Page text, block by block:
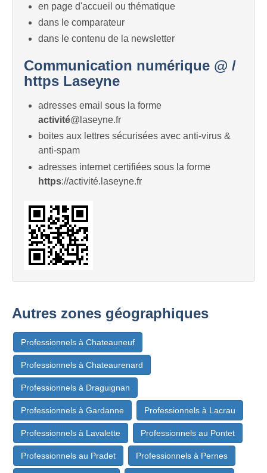
en page d'accueil ou thématique
dans le comparateur
dans le contenu de la newsletter
Communication numérique @ /
https Laseyne
adresses email sous la forme
activité@laseyne.fr
boites aux lettres sécurisées avec anti-virus &
anti-spam
adresses internet certifiées sous la forme
https://activité.laseyne.fr
Autres zones géographiques
Professionnels à Chateauneuf
Professionnels à Chateaurenard
Professionnels à Draguignan
Professionnels à Gardanne Professionnels à Lacrau
Professionnels à Lavalette Professionnels au Pontet
Professionnels au Pradet Professionnels à Pernes